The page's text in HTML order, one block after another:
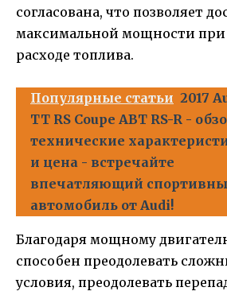
согласована, что позволяет
максимальной мощности
расходе топлива.
Популярные статьи 2017
TT RS Coupe ABT RS-R -
технические
и цена - встречайте
впечатляющий
автомобиль от Audi!
Благодаря мощному
способен преодолевать
условия, преодолевать